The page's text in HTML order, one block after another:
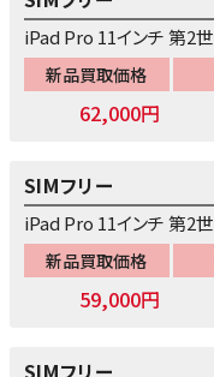
iPad Pro 11インチ 第2
新品買取価格
62,000円
iPad Pro 11インチ 第2
SIMフリー
新品買取価格
59,000円
SIMフリー